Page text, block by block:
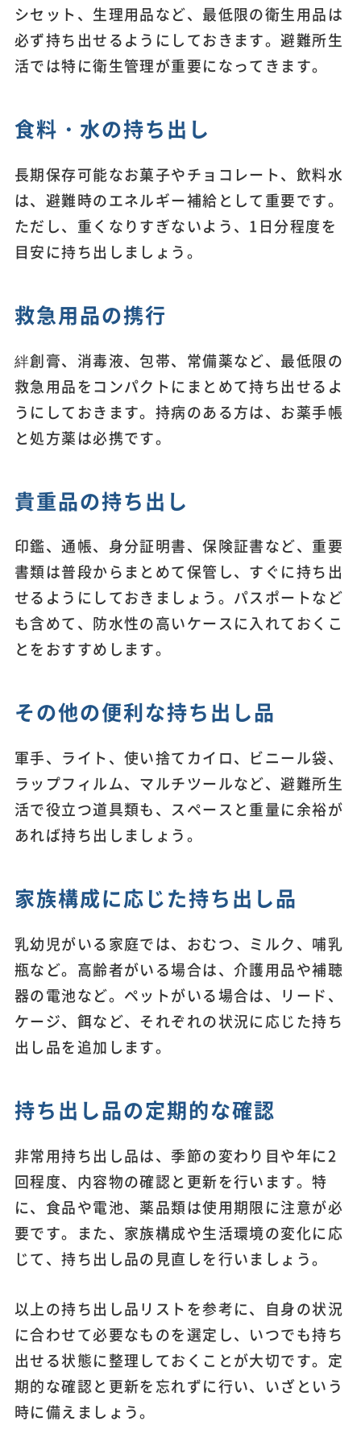
シセット、生理用品など、最低限の衛生用品は
必ず持ち出せるようにしておきます。避難所生
活では特に衛生管理が重要になってきます。
食料・水の持ち出し
長期保存可能なお菓子やチョコレート、飲料水
は、避難時のエネルギー補給として重要です。
ただし、重くなりすぎないよう、1日分程度を
目安に持ち出しましょう。
救急用品の携行
絆創膏、消毒液、包帯、常備薬など、最低限の
救急用品をコンパクトにまとめて持ち出せるよ
うにしておきます。持病のある方は、お薬手帳
と処方薬は必携です。
貴重品の持ち出し
印鑑、通帳、身分証明書、保険証書など、重要
書類は普段からまとめて保管し、すぐに持ち出
せるようにしておきましょう。パスポートなど
も含めて、防水性の高いケースに入れておくこ
とをおすすめします。
その他の便利な持ち出し品
軍手、ライト、使い捨てカイロ、ビニール袋、
ラップフィルム、マルチツールなど、避難所生
活で役立つ道具類も、スペースと重量に余裕が
あれば持ち出しましょう。
家族構成に応じた持ち出し品
乳幼児がいる家庭では、おむつ、ミルク、哺乳
瓶など。高齢者がいる場合は、介護用品や補聴
器の電池など。ペットがいる場合は、リード、
ケージ、餌など、それぞれの状況に応じた持ち
出し品を追加します。
持ち出し品の定期的な確認
非常用持ち出し品は、季節の変わり目や年に2
回程度、内容物の確認と更新を行います。特
に、食品や電池、薬品類は使用期限に注意が必
要です。また、家族構成や生活環境の変化に応
じて、持ち出し品の見直しを行いましょう。
以上の持ち出し品リストを参考に、自身の状況
に合わせて必要なものを選定し、いつでも持ち
出せる状態に整理しておくことが大切です。定
期的な確認と更新を忘れずに行い、いざという
時に備えましょう。